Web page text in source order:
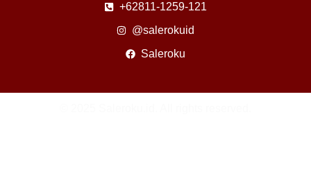
+62811-1259-121
@salerokuid
Saleroku